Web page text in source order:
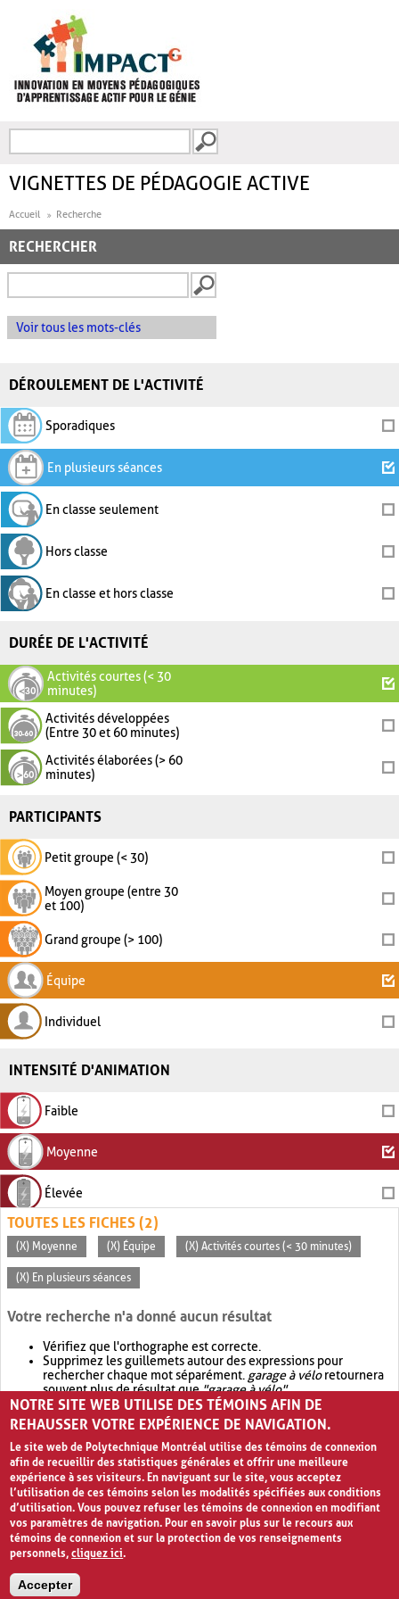
FORMULAIRE DE
VIGNETTES DE PÉDAGOGIE ACTIVE
Accueil Recherche
RECHERCHER
Voir tous les mots-clés
DÉROULEMENT DE L'ACTIVITÉ
Sporadiques
En plusieurs séances
En classe seulement
Hors classe
En classe et hors classe
DURÉE DE L'ACTIVITÉ
Activités courtes (< 30
minutes)
Activités développées
(Entre 30 et 60 minutes)
Activités élaborées (> 60
minutes)
PARTICIPANTS
Petit groupe (< 30)
Moyen groupe (entre 30
et 100)
Grand groupe (> 100)
Équipe
Individuel
INTENSITÉ D'ANIMATION
Faible
Moyenne
Élevée
TOUTES LES FICHES (2)
(X) Moyenne (X) Équipe (X) Activités courtes (< 30 minutes)
(X) En plusieurs séances
Votre recherche n'a donné aucun résultat
Vérifiez que l'orthographe est correcte.
Supprimez les guillemets autour des expressions pour
rechercher chaque mot séparément. garage à véloretournera
souvent plus de résultat que"garage à vélo".
Envisagez d'élargir votre recherche avec OR.garage OR vélo
retournera souvent plus de résultat quegarage à vélo
NOTRE SITE WEB UTILISE DES TÉMOINS AFIN DE
REHAUSSER VOTRE EXPÉRIENCE DE NAVIGATION.
Le site web de Polytechnique Montréal utilise des témoins de connexion
afin de recueillir des statistiques générales et offrir une meilleure
expérience à ses visiteurs. En naviguant sur le site, vous acceptez
l’utilisation de ces témoins selon les modalités spécifiées aux conditions
d’utilisation. Vous pouvez refuser les témoins de connexion en modifiant
vos paramètres de navigation. Pour en savoir plus sur le recours aux
témoins de connexion et sur la protection de vos renseignements
personnels,cliquez ici.
Accepter